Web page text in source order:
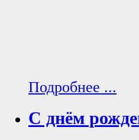
Подробнее ...
С днём